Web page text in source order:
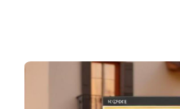
de 30 años. Cuando
de puertas abiertas y
interior. Con estas mejoras